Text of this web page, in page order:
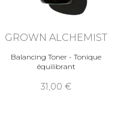
GROWN ALCHEMIST
Balancing Toner - Tonique
équilibrant
31,00